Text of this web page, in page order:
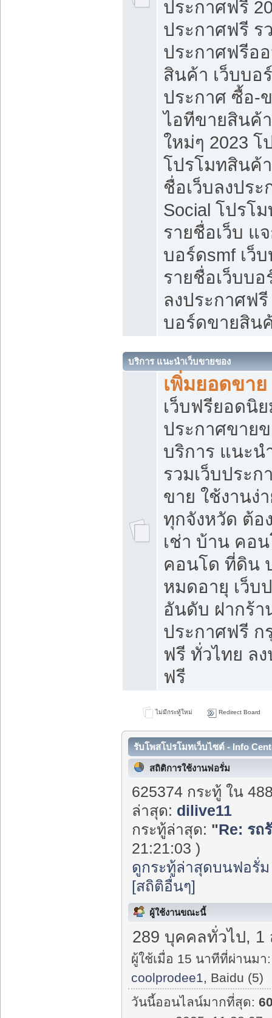
ประกาศฟรี
ประกาศฟรี ร
ประกาศฟรีอ
สินค้า เว็บบอ
ประกาศ ซื้อ-
ไอทีขายสินค้
ใหม่ๆ 2023
โปรโมทสินค้
ชื่อเว็บลงปร
Social โปรโ
รายชื่อเว็บ แ
บอร์ดsmf เว็
รายชื่อเว็บบ
ลงประกาศฟรี
บอร์ดขายสิน
บริการ แนะนำเว็บขายของ
เพิ่มยอดขา
เว็บฟรียอดนิ
ประกาศขาย
บริการ แนะน
รวมเว็บประก
ขาย ใช้งานง่
ทุกจังหวัด ต้อ
เช่า บ้าน คอ
คอนโด ที่ดิน
หมดอายุ เว็บ
อันดับ ฝากร้า
ประกาศฟรี ก
ฟรี ทั่วไทย ล
ฟรี
ไม่มีกระทู้ใหม่ Redirect Board
รับโพสโปรโมทเว็บไซต์ - Info
สถิติการใช้งานฟอรั่ม
625374 กระทู้ ใน
ล่าสุด: dilive11
กระทู้ล่าสุด: "Re: รถ
21:21:03 )
ดูกระทู้ล่าสุดบนฟอรั่ม
[สถิติอื่นๆ]
ผู้ใช้งานขณะนี้
289 บุคคลทั่วไป, 1
ผู้ใช้เมื่อ 15 นาทีที่ผ่านมา:
coolprodee1, Baidu (5)
วันนี้ออนไลน์มากที่สุด: